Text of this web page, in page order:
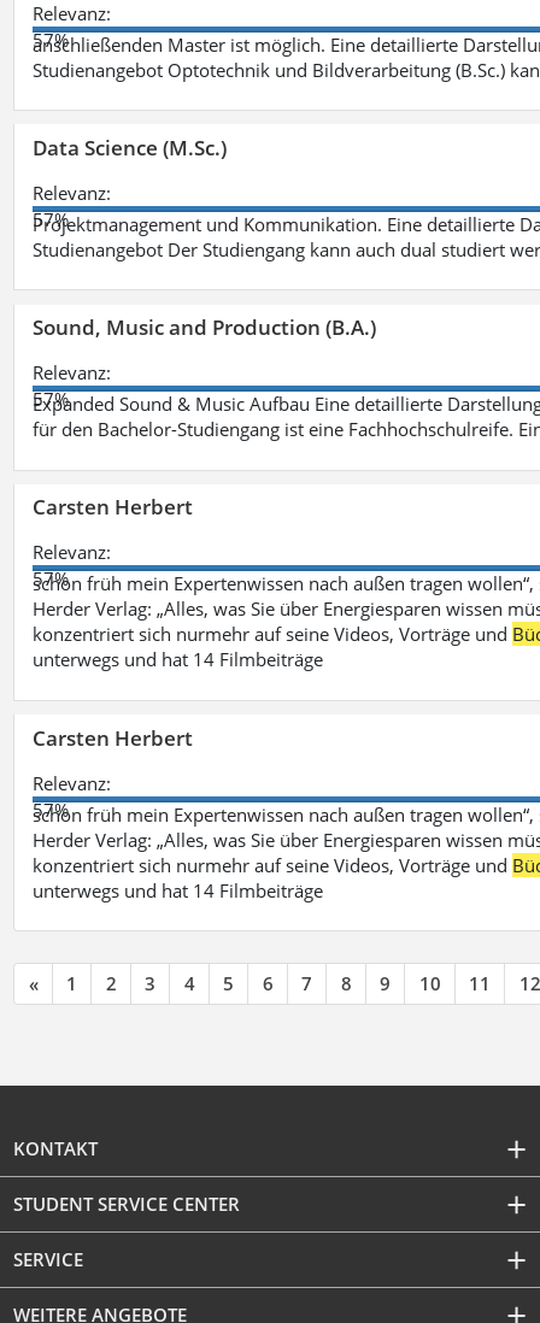
Relevanz:
57%
anschließenden Master ist möglich. Eine detaillierte
Studienangebot Optotechnik und Bildverarbeitung (B.Sc.)
Data Science (M.Sc.)
Relevanz:
57%
Projektmanagement und Kommunikation. Eine detaillierte
Studienangebot Der Studiengang kann auch dual studiert
Sound, Music and Production (B.A.)
Relevanz:
57%
Expanded Sound & Music Aufbau Eine detaillierte
für den Bachelor-Studiengang ist eine Fachhochschulreife.
Carsten Herbert
Relevanz:
57%
schon früh mein Expertenwissen nach außen tragen
Herder Verlag: „Alles, was Sie über Energiesparen wissen
konzentriert sich nurmehr auf seine Videos, Vorträge und
unterwegs und hat 14 Filmbeiträge
Carsten Herbert
Relevanz:
57%
schon früh mein Expertenwissen nach außen tragen
Herder Verlag: „Alles, was Sie über Energiesparen wissen
konzentriert sich nurmehr auf seine Videos, Vorträge und
unterwegs und hat 14 Filmbeiträge
« 1 2 3 4 5 6 7 8 9 10 11 12
KONTAKT
STUDENT SERVICE CENTER
SERVICE
WEITERE ANGEBOTE